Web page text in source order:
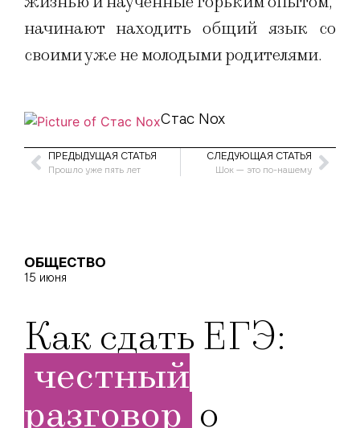
начинают находить общий язык со
своими уже не молодыми родителями.
Стас Nox
ПРЕДЫДУЩАЯ СТАТЬЯ
Прошло уже пять лет
СЛЕДУЮЩАЯ СТАТЬЯ
Шок — это по-нашему
ОБЩЕСТВО
15 июня
Как сдать ЕГЭ:
честный
разговор о